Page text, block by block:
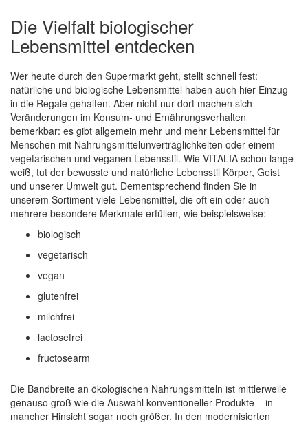
Die Vielfalt biologischer
Lebensmittel entdecken
Wer heute durch den Supermarkt geht, stellt schnell fest:
natürliche und biologische Lebensmittel haben auch hier Einzug
in die Regale gehalten. Aber nicht nur dort machen sich
Veränderungen im Konsum- und Ernährungsverhalten
bemerkbar: es gibt allgemein mehr und mehr Lebensmittel für
Menschen mit Nahrungsmittelunverträglichkeiten oder einem
vegetarischen und veganen Lebensstil. Wie VITALIA schon lange
weiß, tut der bewusste und natürliche Lebensstil Körper, Geist
und unserer Umwelt gut. Dementsprechend finden Sie in
unserem Sortiment viele Lebensmittel, die oft ein oder auch
mehrere besondere Merkmale erfüllen, wie beispielsweise:
biologisch
vegetarisch
vegan
glutenfrei
milchfrei
lactosefrei
fructosearm
Die Bandbreite an ökologischen Nahrungsmitteln ist mittlerweile
genauso groß wie die Auswahl konventioneller Produkte – in
mancher Hinsicht sogar noch größer. In den modernisierten